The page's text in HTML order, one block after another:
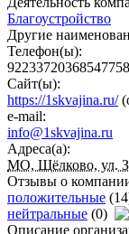
Благоустройство
Другие
Телефон(ы):
Сайт(ы):
https://1skvajina.ru/
e-mail:
info@1skvajina.ru
Адреса(а):
МО, Щёлково, ул.
Отзывы о
положительные
нейтральные (0)
Описание